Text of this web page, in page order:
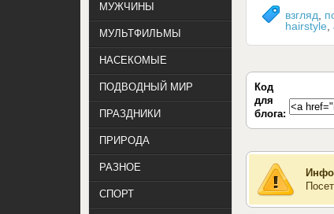
взгляд
hairstyle
Код
для
блога:
МУЖЧИНЫ
МУЛЬТФИЛЬМЫ
НАСЕКОМЫЕ
ПОДВОДНЫЙ МИР
ПРАЗДНИКИ
ПРИРОДА
РАЗНОЕ
СПОРТ